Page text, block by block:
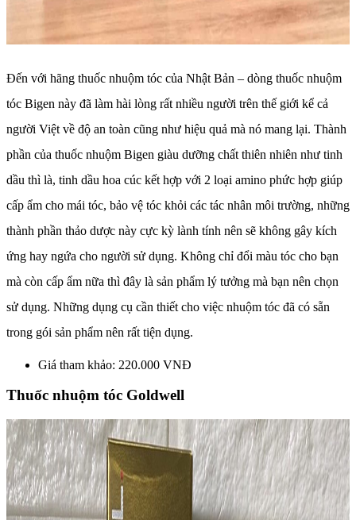
Đến với hãng thuốc nhuộm tóc của Nhật Bản – dòng thuốc nhuộm
tóc Bigen này đã làm hài lòng rất nhiều người trên thế giới kể cả
người Việt về độ an toàn cũng như hiệu quả mà nó mang lại. Thành
phần của thuốc nhuộm Bigen giàu dưỡng chất thiên nhiên như tinh
dầu thì là, tinh dầu hoa cúc kết hợp với 2 loại amino phức hợp giúp
cấp ẩm cho mái tóc, bảo vệ tóc khỏi các tác nhân môi trường, những
thành phần thảo dược này cực kỳ lành tính nên sẽ không gây kích
ứng hay ngứa cho người sử dụng. Không chỉ đổi màu tóc cho bạn
mà còn cấp ẩm nữa thì đây là sản phẩm lý tưởng mà bạn nên chọn
sử dụng. Những dụng cụ cần thiết cho việc nhuộm tóc đã có sẵn
trong gói sản phẩm nên rất tiện dụng.
Giá tham khảo: 220.000 VNĐ
Thuốc nhuộm tóc Goldwell